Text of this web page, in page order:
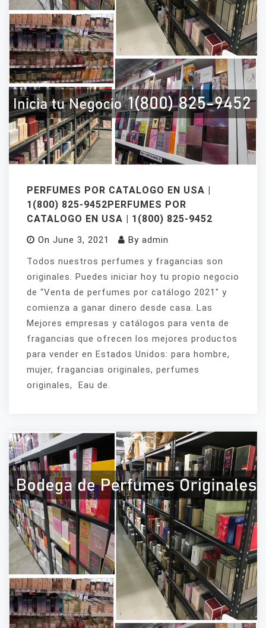
PERFUMES POR CATALOGO EN USA |
1(800) 825-9452PERFUMES POR
CATALOGO EN USA | 1(800) 825-9452
On June 3, 2021 By admin
Todos nuestros perfumes y fragancias son
originales. Puedes iniciar hoy tu propio negocio
de “Venta de perfumes por catálogo 2021″ y
comienza a ganar dinero desde casa. Las
Mejores empresas y catálogos para venta de
fragancias que ofrecen los mejores productos
para vender en Estados Unidos: para hombre,
mujer, fragancias originales, perfumes
originales, Eau de.